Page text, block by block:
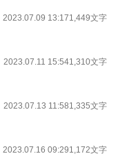
2023.07.09 13:171,449文字
2023.07.11 15:541,310文字
2023.07.13 11:581,335文字
2023.07.16 09:291,172文字